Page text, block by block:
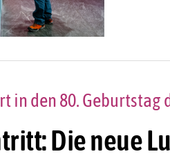
Die neue
in den 80. Geburtstag